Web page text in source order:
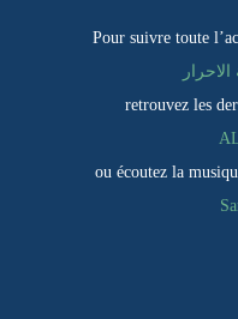
Pour suivre toute
retrouvez les
ou écoutez la